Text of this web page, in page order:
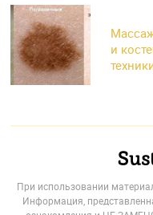
и
При использовании
Информация,